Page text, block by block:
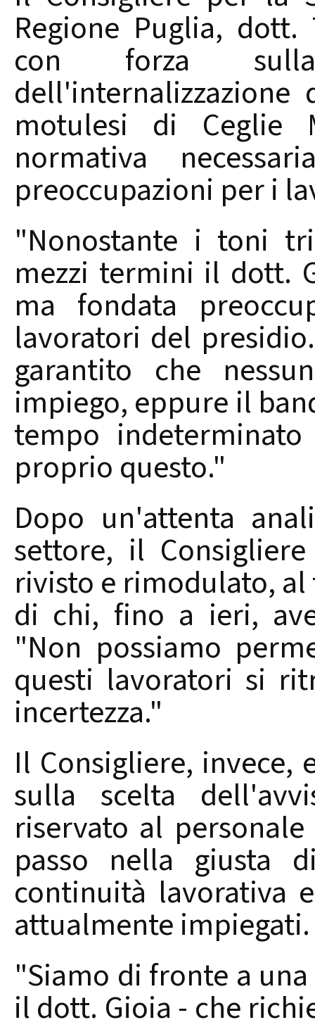
Regione Puglia,
con forza
motulesi di Ceglie
normativa
preoccupazioni per i
"Nonostante i toni
mezzi termini il dott.
ma fondata
lavoratori del
garantito che
impiego, eppure il
tempo
proprio questo."
Dopo un'attenta
settore, il
rivisto e rimodulato,
di chi, fino a ieri,
"Non possiamo
questi lavoratori si
incertezza."
Il Consigliere,
sulla scelta
riservato al
passo nella giusta
continuità lavorativa
attualmente impiegati.
"Siamo di fronte a
il dott. Gioia - che